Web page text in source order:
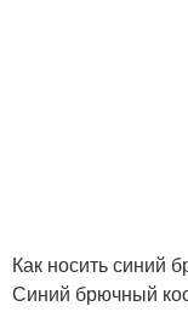
Как носить синий
Синий брючный